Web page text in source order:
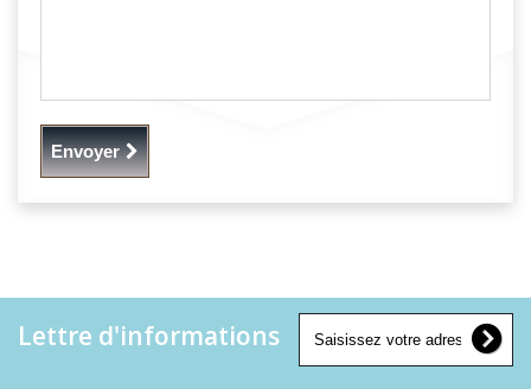
Envoyer
Lettre d'informations